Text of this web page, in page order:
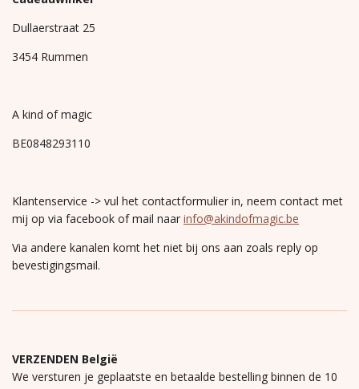
Dullaerstraat 25
3454 Rummen
A kind of magic
BE0848293110
Klantenservice -> vul het contactformulier in, neem contact met
mij op via facebook of mail naar info@akindofmagic.be
Via andere kanalen komt het niet bij ons aan zoals reply op
bevestigingsmail.
VERZENDEN België
We versturen je geplaatste en betaalde bestelling binnen de 10